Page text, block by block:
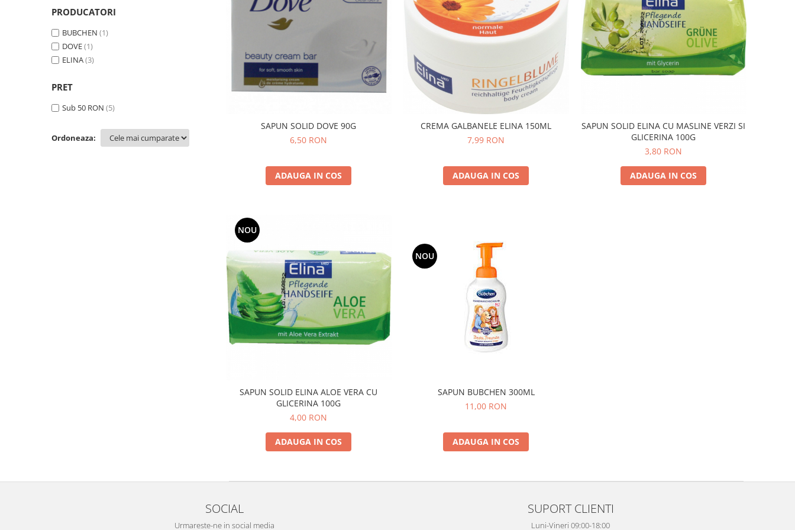
SEMIPREPARATE
INĂLBITOR SI SOLUȚII PENTRU
INDEPĂRTAREA PETELOR
ODORIZANTE DE BAIE
ODORIZANTE DE CAMERĂ
PROSOAPE DE BUCĂTARIE / LAVETE
PRODUCATORI
BUBCHEN (1)
DOVE(1)
ELINA(3)
PRET
Sub 50 RON (5)
Ordoneaza:
SAPUN SOLID DOVE 90G
6,50 RON
ADAUGA IN COS
CREMA GALBANELE ELINA 150ML
7,99 RON
ADAUGA IN COS
SAPUN SOLID ELINA CU MASLINE VERZI SI
GLICERINA 100G
3,80 RON
ADAUGA IN COS
NOU
SAPUN SOLID ELINA ALOE VERA CU
GLICERINA 100G
4,00 RON
ADAUGA IN COS
NOU
SAPUN BUBCHEN 300ML
11,00 RON
ADAUGA IN COS
SOCIAL
Urmareste-ne in social media
SUPORT CLIENTI
Luni-Vineri 09:00-18:00